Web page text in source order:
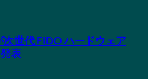
世代 FIDO ハードウェア
表